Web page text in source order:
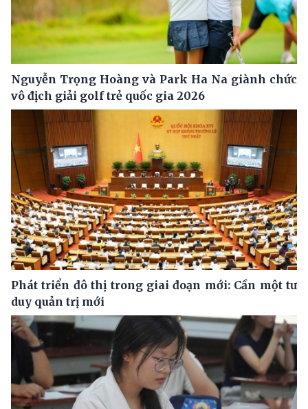
Nguyễn Trọng Hoàng và Park Ha Na giành chức
vô địch giải golf trẻ quốc gia 2026
Phát triển đô thị trong giai đoạn mới: Cần một tư
duy quản trị mới